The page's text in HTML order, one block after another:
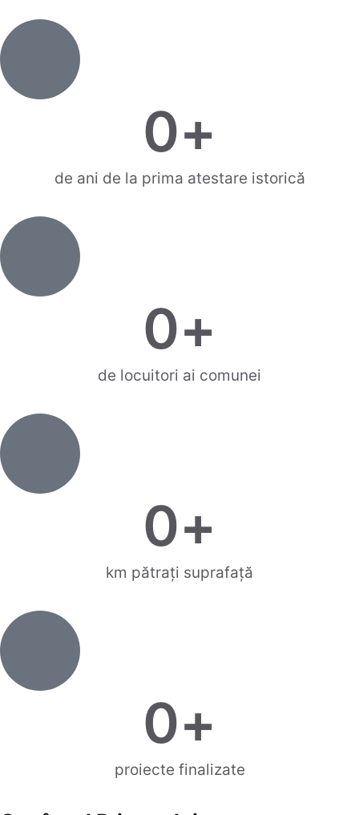
de ani de la prima atestare istorică
0+
de locuitori ai comunei
0+
km pătrați suprafață
0+
proiecte finalizate
0+